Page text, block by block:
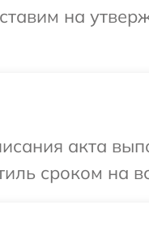
на
акта
сроком на